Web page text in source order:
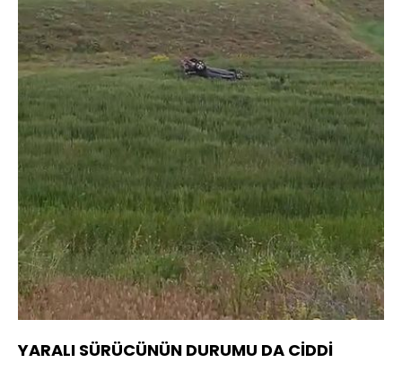
YARALI SÜRÜCÜNÜN DURUMU DA CİDDİ